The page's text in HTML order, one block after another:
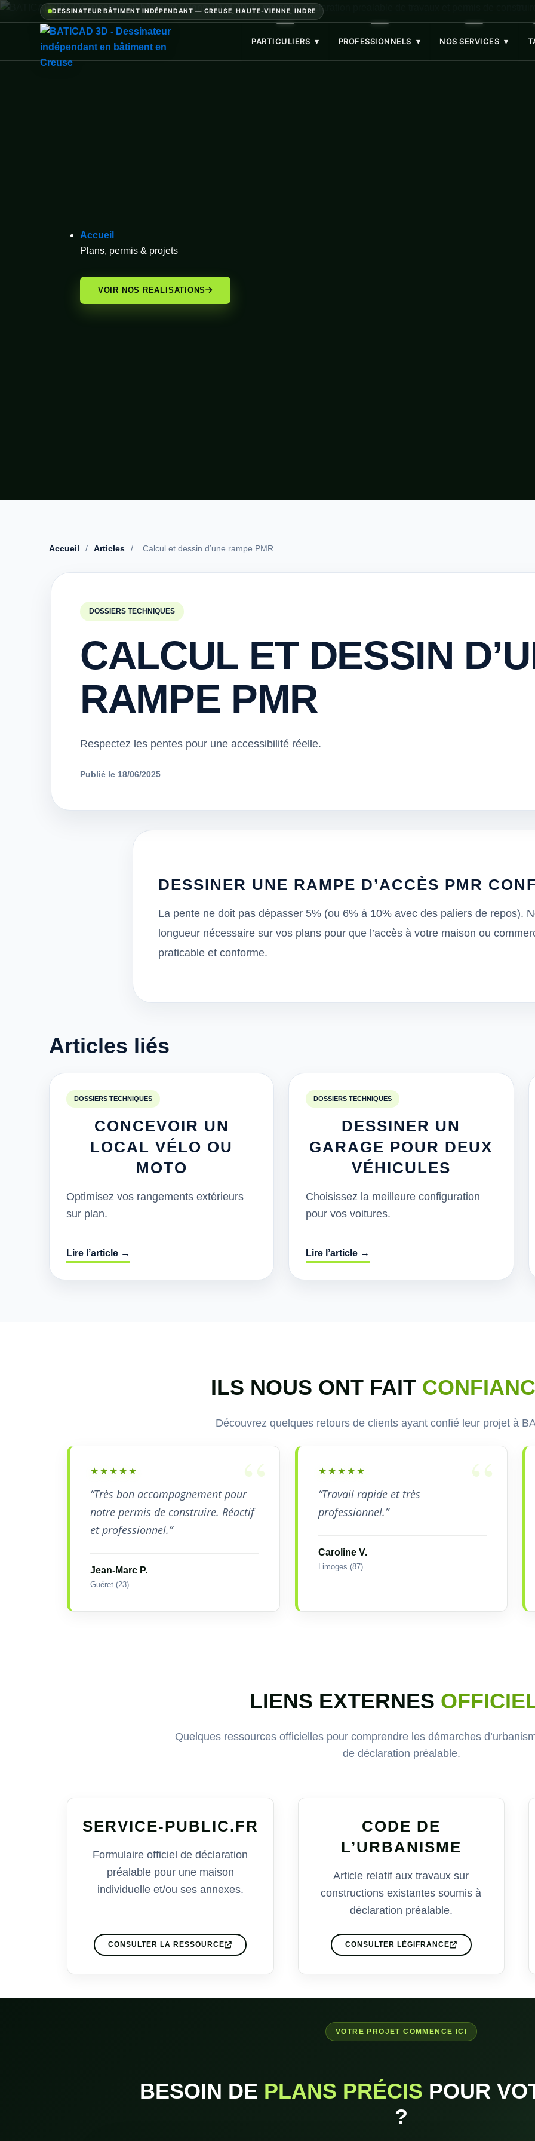
DESSINATEUR BÂTIMENT INDÉPENDANT — CREUSE, HAUTE-VIENNE, INDRE
PARTICULIERS ▾ PROFESSIONNELS ▾ NOS SERVICES ▾
Accueil
Plans, permis & projets
VOIR NOS REALISATIONS
Accueil / Articles / Calcul et dessin d’une rampe PMR
DOSSIERS TECHNIQUES
CALCUL ET DESSIN
RAMPE PMR
Respectez les pentes pour une accessibilité réelle.
Publié le 18/06/2025
DESSINER UNE RAMPE D’ACCÈS PMR
La pente ne doit pas dépasser 5% (ou 6% à 10% avec des paliers de repos).
longueur nécessaire sur vos plans pour que l’accès à votre maison ou
praticable et conforme.
Articles liés
DOSSIERS TECHNIQUES
CONCEVOIR UN
LOCAL VÉLO OU
MOTO
Optimisez vos rangements extérieurs
sur plan.
Lire l’article →
DOSSIERS TECHNIQUES
DESSINER UN
GARAGE POUR DEUX
VÉHICULES
Choisissez la meilleure configuration
pour vos voitures.
Lire l’article →
ILS NOUS ONT FAIT
Découvrez quelques retours de clients ayant confié leur projet à
★★★★★
“Très bon accompagnement pour
notre permis de construire. Réactif
et professionnel.”
Jean-Marc P.
Guéret (23)
★★★★★
“Travail rapide et très
professionnel.”
Caroline V.
Limoges (87)
LIENS EXTERNES
Quelques ressources officielles pour comprendre les démarches
de déclaration préalable.
SERVICE-PUBLIC.FR
Formulaire officiel de déclaration
préalable pour une maison
individuelle et/ou ses annexes.
CONSULTER LA RESSOURCE
CODE DE
L’URBANISME
Article relatif aux travaux sur
constructions existantes soumis à
déclaration préalable.
CONSULTER LÉGIFRANCE
VOTRE PROJET COMMENCE ICI
BESOIN DE PLANS PRÉCIS POUR
?